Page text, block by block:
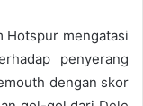
Hotspur mengatasi
penyerang
dengan skor